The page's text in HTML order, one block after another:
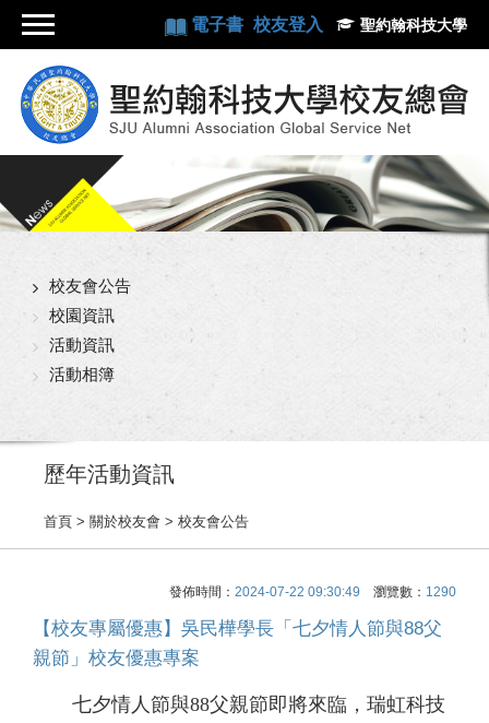
電子書 校友登入 聖約翰科技大學
校友會公告
校園資訊
活動資訊
活動相簿
歷年活動資訊
首頁 > 關於校友會 > 校友會公告
發佈時間： 2024-07-22 09:30:49 瀏覽數： 1290
【校友專屬優惠】吳民樺學長「七夕情人節與88父
親節」校友優惠專案
七夕情人節與88父親節即將來臨，瑞虹科技